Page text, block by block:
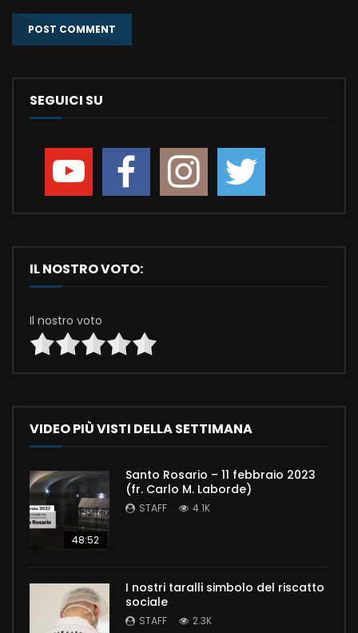
SEGUICI SU
IL NOSTRO VOTO:
Il nostro voto
VIDEO PIÙ VISTI DELLA SETTIMANA
48:52
Santo Rosario – 11 febbraio 2023
(fr. Carlo M. Laborde)
STAFF 4.1K
I nostri taralli simbolo del riscatto
sociale
STAFF 2.3K